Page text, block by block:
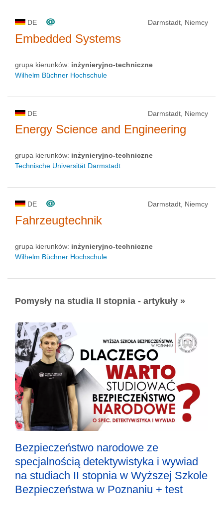
DE Darmstadt, Niemcy
Embedded Systems
grupa kierunków: inżynieryjno-techniczne
Wilhelm Büchner Hochschule
DE Darmstadt, Niemcy
Energy Science and Engineering
grupa kierunków: inżynieryjno-techniczne
Technische Universität Darmstadt
DE Darmstadt, Niemcy
Fahrzeugtechnik
grupa kierunków: inżynieryjno-techniczne
Wilhelm Büchner Hochschule
Pomysły na studia II stopnia - artykuły »
Bezpieczeństwo narodowe ze
specjalnością detektywistyka i wywiad
na studiach II stopnia w Wyższej Szkole
Bezpieczeństwa w Poznaniu + test